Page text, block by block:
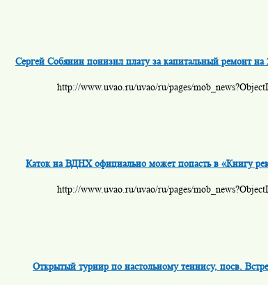
Сергей Собянин понизил плату за капитальный ремонт на
http://www.uvao.ru/uvao/ru/pages/
Каток на ВДНХ официально может попасть в «Книгу
http://www.uvao.ru/uvao/ru/pages/
Открытый турнир по настольному теннису, посв.